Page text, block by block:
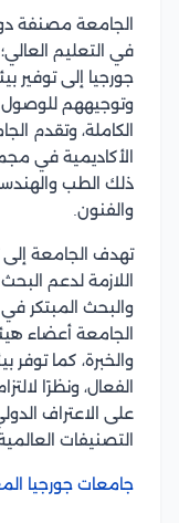
الجامعة مصنفة
في التعليم
جورجيا إلى توفير
وتوجيههم للوصول
الكاملة، وتقدم
الأكاديمية في
ذلك الطب
والفنون.
تهدف الجامعة إلى
اللازمة لدعم البحث
والبحث المبتكر
الجامعة أعضاء
والخبرة، كما توفر
الفعال، ونظرًا
على الاعتراف
التصنيفات
جامعات جورجيا